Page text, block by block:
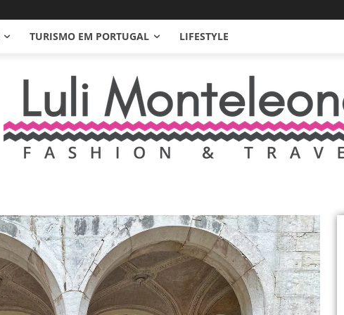
TURISMO EM PORTUGAL LIFESTYLE